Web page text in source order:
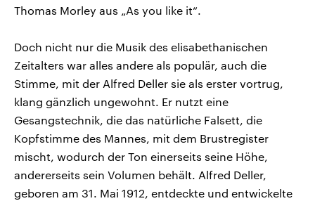
Thomas Morley aus „As you like it“.
Doch nicht nur die Musik des elisabethanischen
Zeitalters war alles andere als populär, auch die
Stimme, mit der Alfred Deller sie als erster vortrug,
klang gänzlich ungewohnt. Er nutzt eine
Gesangstechnik, die das natürliche Falsett, die
Kopfstimme des Mannes, mit dem Brustregister
mischt, wodurch der Ton einerseits seine Höhe,
andererseits sein Volumen behält. Alfred Deller,
geboren am 31. Mai 1912, entdeckte und entwickelte